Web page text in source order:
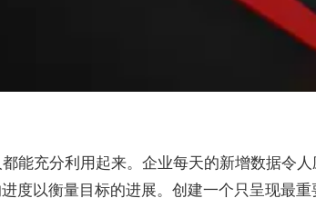
能充分利用起来。企业每天的新增数据令
度以衡量目标的进展。创建一个只呈现最